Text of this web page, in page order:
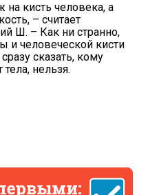
кисть человека, а
– считает
Ш. – Как ни странно,
и человеческой кисти
сказать, кому
нельзя.